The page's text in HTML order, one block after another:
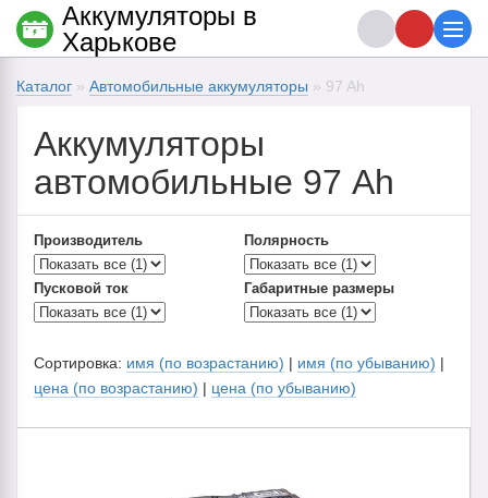
Каталог » Автомобильные аккумуляторы » 97 Ah
Аккумуляторы
автомобильные 97 Ah
Производитель Полярность
Пусковой ток Габаритные размеры
Сортировка: имя (по возрастанию) | имя (по убыванию) |
цена (по возрастанию) | цена (по убыванию)
Аккумуляторы в
Харькове